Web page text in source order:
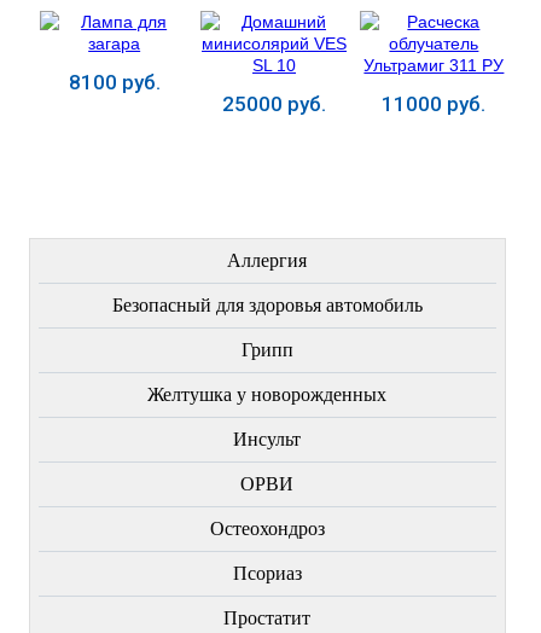
8100 руб.
25000 руб. 11000 руб.
Аллергия
Безопасный для здоровья автомобиль
Грипп
Желтушка у новорожденных
Инсульт
ОРВИ
Остеохондроз
Пcориаз
Простатит